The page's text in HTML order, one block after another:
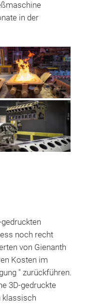
in der
noch recht
von Gienanth
Kosten im
" zurückführen.
3D-gedruckte
klassisch